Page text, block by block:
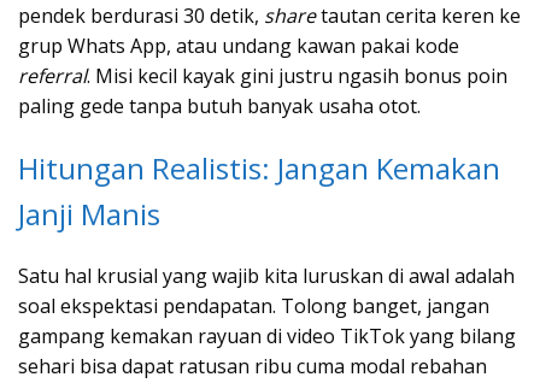
pendek berdurasi 30 detik, sharetautan cerita keren ke
grup Whats App, atau undang kawan pakai kode
referral. Misi kecil kayak gini justru ngasih bonus poin
paling gede tanpa butuh banyak usaha otot.
Hitungan Realistis: Jangan Kemakan
Janji Manis
Satu hal krusial yang wajib kita luruskan di awal adalah
soal ekspektasi pendapatan. Tolong banget, jangan
gampang kemakan rayuan di video TikTok yang bilang
sehari bisa dapat ratusan ribu cuma modal rebahan